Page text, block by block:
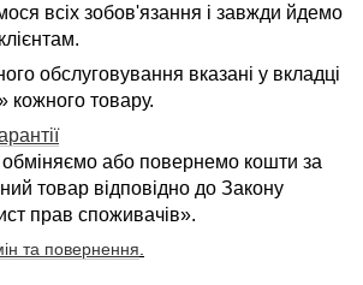
всіх зобов'язання і завжди йдемо
обслуговування вказані у вкладці
кожного товару.
або повернемо кошти за
товар відповідно до Закону
прав споживачів».
та повернення